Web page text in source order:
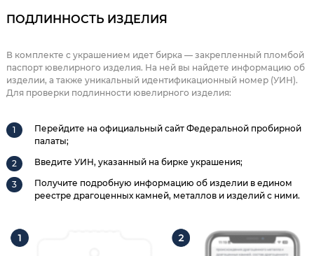
ПОДЛИННОСТЬ ИЗДЕЛИЯ
В комплекте с украшением идет бирка — закрепленный пломбой
паспорт ювелирного изделия. На ней вы найдете информацию об
изделии, а также уникальный идентификационный номер (УИН).
Для проверки подлинности ювелирного изделия:
Перейдите на официальный сайт Федеральной пробирной
палаты;
Введите УИН, указанный на бирке украшения;
Получите подробную информацию об изделии в едином
реестре драгоценных камней, металлов и изделий с ними.